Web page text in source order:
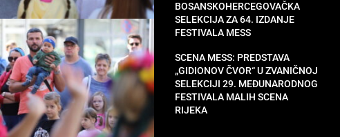
BOSANSKOHERCEGOVAČKA
SELEKCIJA ZA 64. IZDANJE
FESTIVALA MESS
SCENA MESS: PREDSTAVA
„GIDIONOV ČVOR“ U ZVANIČNOJ
SELEKCIJI 29. MEĐUNARODNOG
FESTIVALA MALIH SCENA
RIJEKA